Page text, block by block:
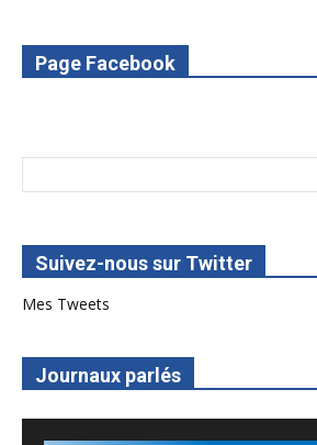
7. SPOT 2 RED Multimédia 2022
Page Facebook
Suivez-nous sur Twitter
Mes Tweets
Journaux parlés